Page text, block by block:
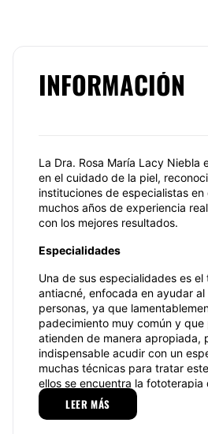
INFORMACIÓN
La Dra. Rosa María Lacy Niebla
en el cuidado de la piel,
instituciones de especialistas
muchos años de experiencia
con los mejores resultados.
Especialidades
Una de sus especialidades es
antiacné, enfocada en ayudar
personas, ya que
padecimiento muy común y que
atienden de manera apropiada,
indispensable acudir con un
muchas técnicas para tratar
ellos se encuentra la fototerapia
el peeling químico, cremas,
exfoliaciones, todo dependerá
LEER MÁS